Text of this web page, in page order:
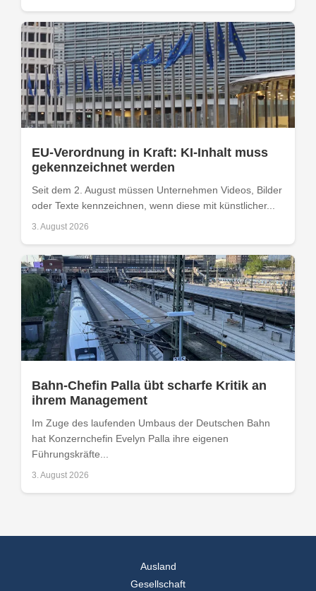
EU-Verordnung in Kraft: KI-Inhalt muss
gekennzeichnet werden
Seit dem 2. August müssen Unternehmen Videos, Bilder
oder Texte kennzeichnen, wenn diese mit künstlicher...
3. August 2026
Bahn-Chefin Palla übt scharfe Kritik an
ihrem Management
Im Zuge des laufenden Umbaus der Deutschen Bahn
hat Konzernchefin Evelyn Palla ihre eigenen
Führungskräfte...
3. August 2026
Ausland
Gesellschaft